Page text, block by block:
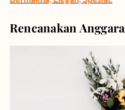
Rencanakan